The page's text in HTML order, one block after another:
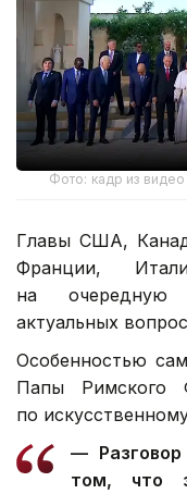
Фото: кадр из
Главы США,
Франции,
на очередную
актуальных
Особенностью
Папы Римского
по
—
том, что